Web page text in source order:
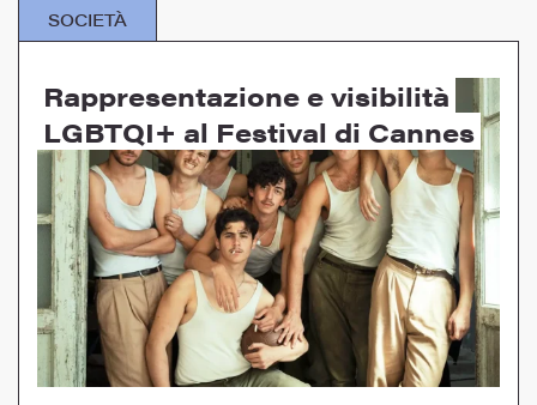
SOCIETÀ
Rappresentazione e visibilità
LGBTQI+ al Festival di Cannes